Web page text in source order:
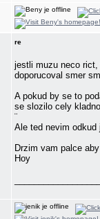
re
jestli muzu neco
doporucoval smer
A pokud by se to
se slozilo cely
¨
Ale ted nevim
Drzim vam palce
Hoy